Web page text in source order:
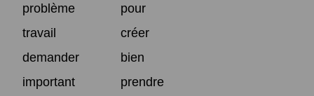
problème
pour
travail
créer
demander
bien
important
prendre